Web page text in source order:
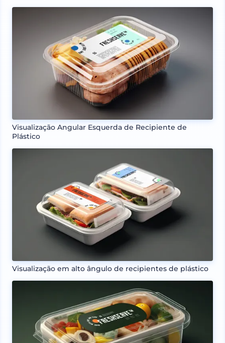
Visualização Angular Esquerda de Recipiente de
Plástico
Visualização em alto ângulo de recipientes de plástico